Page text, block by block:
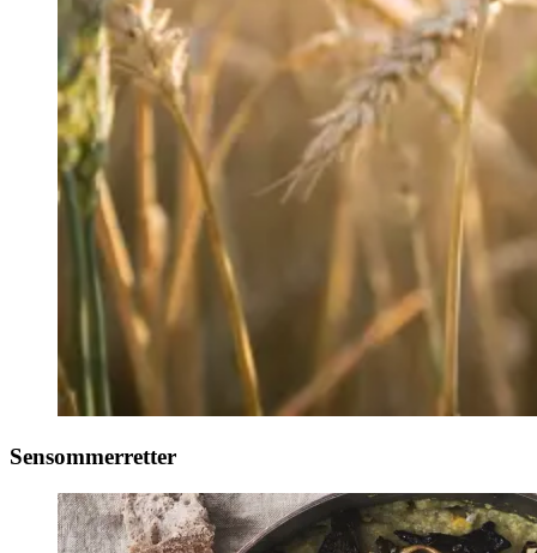
Sensommerretter